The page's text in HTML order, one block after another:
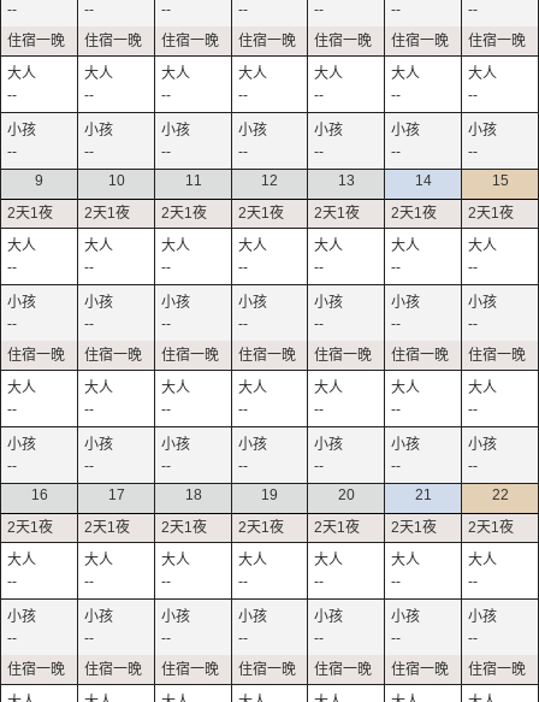
--
--
--
--
--
--
--
--
--
--
--
--
--
--
--
--
--
--
--
--
--
9
--
--
--
--
10
--
--
--
--
11
--
--
--
--
12
--
--
--
--
13
--
--
--
--
14
--
--
--
--
15
--
--
--
--
16
--
--
17
--
--
18
--
--
19
--
--
20
--
--
21
--
--
22
--
--